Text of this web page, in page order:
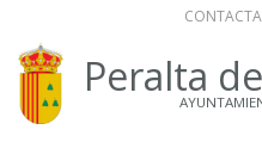
Peralta